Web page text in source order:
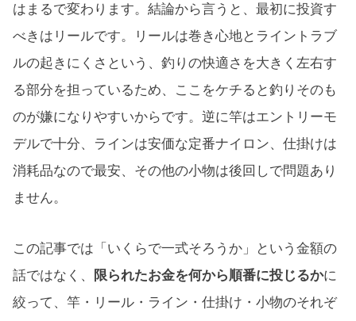
はまるで変わります。結論から言うと、最初に投資す
べきはリールです。リールは巻き心地とライントラブ
ルの起きにくさという、釣りの快適さを大きく左右す
る部分を担っているため、ここをケチると釣りそのも
のが嫌になりやすいからです。逆に竿はエントリーモ
デルで十分、ラインは安価な定番ナイロン、仕掛けは
消耗品なので最安、その他の小物は後回しで問題あり
ません。
この記事では「いくらで一式そろうか」という金額の
話ではなく、
限られたお金を何から順番に投じるかに
絞って、竿・リール・ライン・仕掛け・小物のそれぞ